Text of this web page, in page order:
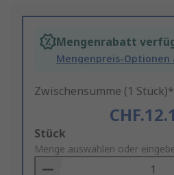
Mengenrabatt
Mengenpreis-Optionen
Zwischensumme (1 Stück)*
Add
to
Basket
Stück
Menge auswählen oder